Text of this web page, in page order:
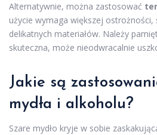
Alternatywnie, można zastosować
użycie wymaga większej ostrożności,
delikatnych materiałów. Należy
skuteczna, może nieodwracalnie
Jakie są
mydła i alkoholu?
Szare mydło kryje w sobie